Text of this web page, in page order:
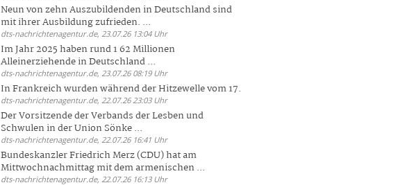
Neun von zehn Auszubildenden in Deutschland sind
mit ihrer Ausbildung zufrieden. ...
dts-nachrichtenagentur.de, 23.07.26 13:04 Uhr
Im Jahr 2025 haben rund 1 62 Millionen
Alleinerziehende in Deutschland ...
dts-nachrichtenagentur.de, 23.07.26 08:19 Uhr
In Frankreich wurden während der Hitzewelle vom 17.
dts-nachrichtenagentur.de, 22.07.26 23:03 Uhr
Der Vorsitzende der Verbands der Lesben und
Schwulen in der Union Sönke ...
dts-nachrichtenagentur.de, 22.07.26 16:41 Uhr
Bundeskanzler Friedrich Merz (CDU) hat am
Mittwochnachmittag mit dem armenischen ...
dts-nachrichtenagentur.de, 22.07.26 16:13 Uhr